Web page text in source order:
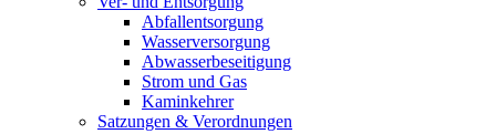
Abfallentsorgung
Wasserversorgung
Abwasserbeseitigung
Strom und Gas
Kaminkehrer
Satzungen & Verordnungen